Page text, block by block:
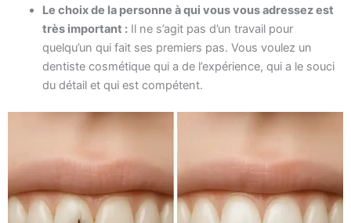
Le choix de la personne à qui vous vous adressez est
très important :Il ne s’agit pas d’un travail pour
quelqu’un qui fait ses premiers pas. Vous voulez un
dentiste cosmétique qui a de l’expérience, qui a le souci
du détail et qui est compétent.